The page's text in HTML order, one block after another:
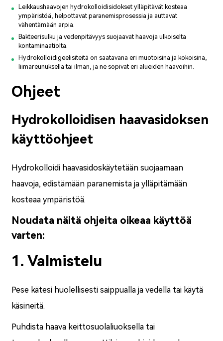
Leikkaushaavojen hydrokolloidisidokset ylläpitävät kosteaa
ympäristöä, helpottavat paranemisprosessia ja auttavat
vähentämään arpia.
Bakteerisulku ja vedenpitävyys suojaavat haavoja ulkoiselta
kontaminaatiolta.
Hydrokolloidigeelisiteitä on saatavana eri muotoisina ja kokoisina,
liimareunuksella tai ilman, ja ne sopivat eri alueiden haavoihin.
Ohjeet
Hydrokolloidisen haavasidoksen
käyttöohjeet
Hydrokolloidi haavasidos käytetään suojaamaan
haavoja, edistämään paranemista ja ylläpitämään
kosteaa ympäristöä.
Noudata näitä ohjeita oikeaa käyttöä
varten:
1. Valmistelu
Pese kätesi huolellisesti saippualla ja vedellä tai käytä
käsineitä.
Puhdista haava keittosuolaliuoksella tai